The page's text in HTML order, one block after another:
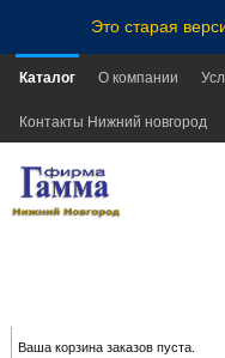
Это старая
Каталог О компании
Контакты Нижний новгород
Ваша корзина заказов пуста.